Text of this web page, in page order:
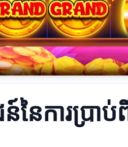
ការប្រាប់ពី